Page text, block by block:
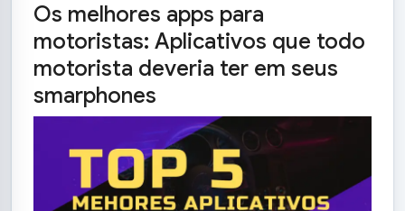
Os melhores apps para
motoristas: Aplicativos que todo
motorista deveria ter em seus
smarphones